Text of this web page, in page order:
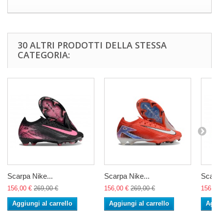
30 ALTRI PRODOTTI DELLA STESSA
CATEGORIA:
Scarpa Nike...
156,00 € 269,00 €
Aggiungi al carrello
Scarpa Nike...
156,00 € 269,00 €
Aggiungi al carrello